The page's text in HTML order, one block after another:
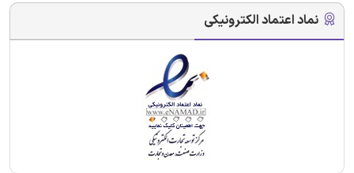
نماد اعتماد الکترونیکی